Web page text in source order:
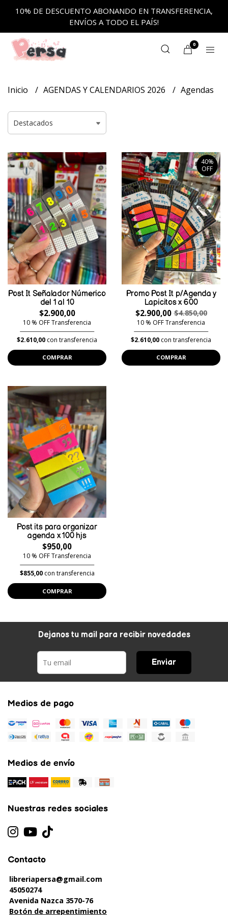
10% DE DESCUENTO ABONANDO EN TRANSFERENCIA,
ENVÍOS A TODO EL PAÍS!
0
Inicio AGENDAS Y CALENDARIOS 2026 Agendas
Post It Señalador Númerico
del 1 al 10
$2.900,00
10 % OFF Transferencia
$2.610,00 con transferencia
COMPRAR
40%
OFF
Promo Post It p/Agenda y
Lapicitos x 600
$2.900,00 $4.850,00
10 % OFF Transferencia
$2.610,00 con transferencia
COMPRAR
Post its para organizar
agenda x 100 hjs
$950,00
10 % OFF Transferencia
$855,00con transferencia
COMPRAR
Dejanos tu mail para recibir novedades
Enviar
Medios de pago
Medios de envío
Nuestras redes sociales
Contacto
libreriapersa@gmail.com
45050274
Avenida Nazca 3570-76
Botón de arrepentimiento